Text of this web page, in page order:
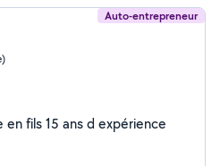
Auto-entrepreneur
fils 15 ans d expérience